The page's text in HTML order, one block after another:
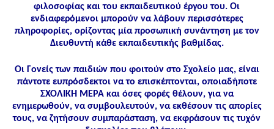
φιλοσοφίας και του εκπαιδευτικού έργου του. Οι
ενδιαφερόμενοι μπορούν να λάβουν περισσότερες
πληροφορίες, ορίζοντας μία προσωπική συνάντηση με τον
Διευθυντή κάθε εκπαιδευτικής βαθμίδας.
Οι Γονείς των παιδιών που φοιτούν στο Σχολείο μας, είναι
πάντοτε ευπρόσδεκτοι να το επισκέπτονται, οποιαδήποτε
ΣΧΟΛΙΚΗ ΜΕΡΑ και όσες φορές θέλουν, για να
ενημερωθούν, να συμβουλευτούν, να εκθέσουν τις απορίες
τους, να ζητήσουν συμπαράσταση, να εκφράσουν τις τυχόν